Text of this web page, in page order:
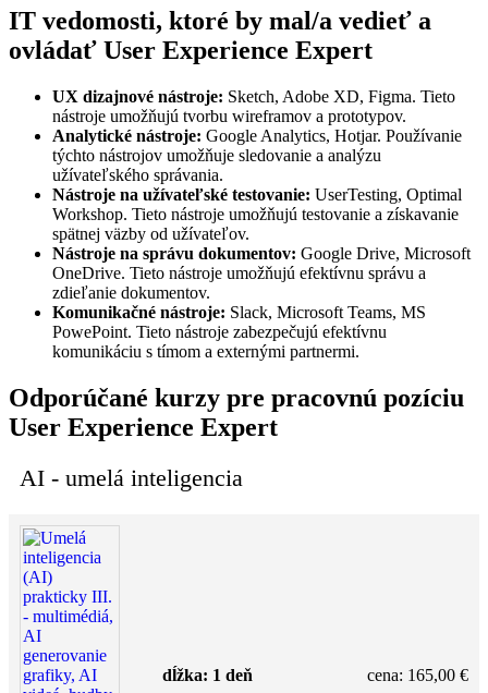
IT vedomosti, ktoré by mal/a vedieť a
ovládať User Experience Expert
UX dizajnové nástroje: Sketch, Adobe XD, Figma. Tieto
nástroje umožňujú tvorbu wireframov a prototypov.
Analytické nástroje: Google Analytics, Hotjar. Používanie
týchto nástrojov umožňuje sledovanie a analýzu
užívateľského správania.
Nástroje na užívateľské testovanie: UserTesting, Optimal
Workshop. Tieto nástroje umožňujú testovanie a získavanie
spätnej väzby od užívateľov.
Nástroje na správu dokumentov: Google Drive, Microsoft
OneDrive. Tieto nástroje umožňujú efektívnu správu a
zdieľanie dokumentov.
Komunikačné nástroje: Slack, Microsoft Teams, MS
PowePoint. Tieto nástroje zabezpečujú efektívnu
komunikáciu s tímom a externými partnermi.
Odporúčané kurzy pre pracovnú pozíciu
User Experience Expert
AI - umelá inteligencia
dĺžka: 1 deň cena: 165,00 €